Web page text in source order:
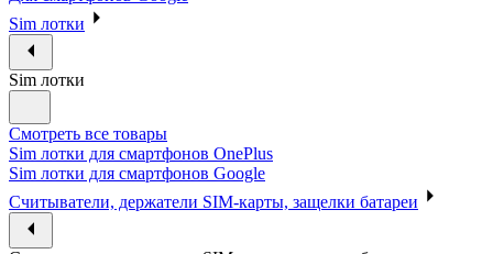
Sim лотки
Sim лотки
Смотреть все товары
Sim лотки для смартфонов OnePlus
Sim лотки для смартфонов Google
Считыватели, держатели SIM-карты, защелки батареи